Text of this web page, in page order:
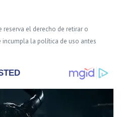
reserva el derecho de retirar o
la política de uso antes